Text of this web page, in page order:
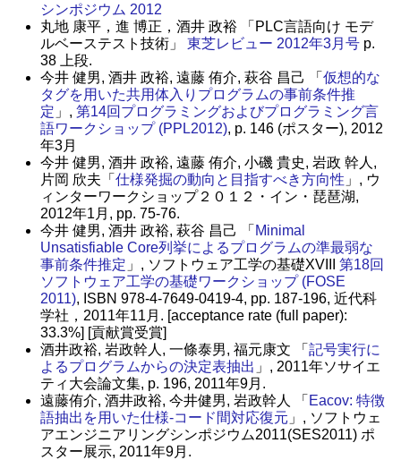
シンポジウム 2012
丸地 康平，進 博正，酒井 政裕 「PLC言語向け モデ
ルベーステスト技術」 東芝レビュー 2012年3月号p.
38 上段.
今井 健男, 酒井 政裕, 遠藤 侑介, 萩谷 昌己 「 仮想的な
タグを用いた共用体入りプログラムの事前条件推
定 」, 第14回プログラミングおよびプログラミング言
語ワークショップ (PPL2012), p. 146 (ポスター), 2012
年3月
今井 健男, 酒井 政裕, 遠藤 侑介, 小磯 貴史, 岩政 幹人,
片岡 欣夫「 仕様発掘の動向と目指すべき方向性 」, ウ
ィンターワークショップ２０１２・イン・琵琶湖,
2012年1月, pp. 75-76.
今井 健男, 酒井 政裕, 萩谷 昌己 「 Minimal
Unsatisfiable Core列挙によるプログラムの準最弱な
事前条件推定 」, ソフトウェア工学の基礎XVIII 第18回
ソフトウェア工学の基礎ワークショップ (FOSE
2011), ISBN 978-4-7649-0419-4, pp. 187-196, 近代科
学社，2011年11月. [acceptance rate (full paper):
33.3%] [貢献賞受賞]
酒井政裕, 岩政幹人, 一條泰男, 福元康文 「 記号実行に
よるプログラムからの決定表抽出 」, 2011年ソサイエ
ティ大会論文集, p. 196, 2011年9月.
遠藤侑介, 酒井政裕, 今井健男, 岩政幹人 「 Eacov: 特徴
語抽出を用いた仕様-コード間対応復元 」, ソフトウェ
アエンジニアリングシンポジウム2011(SES2011) ポ
スター展示, 2011年9月.